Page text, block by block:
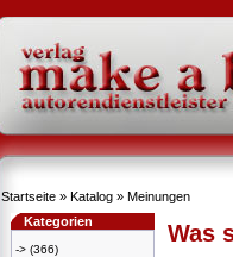
Startseite » Katalog » Meinungen
Kategorien
-> (366)
Was